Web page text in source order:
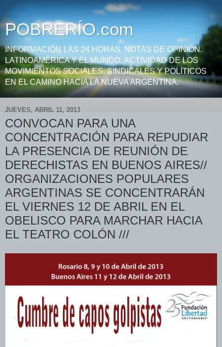
POBRERÍO.com
INFORMACIÓN LAS 24 HORAS. NOTAS DE OPINIÓN.
LATINOAMÉRICA Y EL MUNDO. ACTIVIDAD DE LOS
MOVIMIENTOS SOCIALES, SINDICALES Y POLÍTICOS
EN EL CAMINO HACIA LA NUEVA ARGENTINA.
JUEVES, ABRIL 11, 2013
CONVOCAN PARA UNA
CONCENTRACIÓN PARA REPUDIAR
LA PRESENCIA DE REUNIÓN DE
DERECHISTAS EN BUENOS AIRES//
ORGANIZACIONES POPULARES
ARGENTINAS SE CONCENTRARÁN
EL VIERNES 12 DE ABRIL EN EL
OBELISCO PARA MARCHAR HACIA
EL TEATRO COLÓN ///